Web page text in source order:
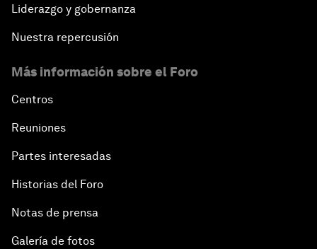
Liderazgo y gobernanza
Nuestra repercusión
Más información sobre el Foro
Centros
Reuniones
Partes interesadas
Historias del Foro
Notas de prensa
Galería de fotos